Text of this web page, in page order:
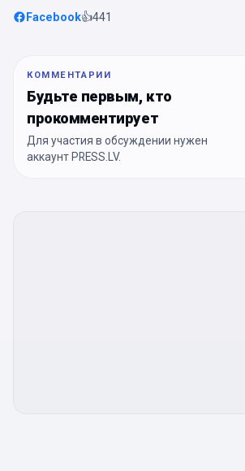
Facebook👍441
КОММЕНТАРИИ
Будьте первым, кто
прокомментирует
Для участия в обсуждении нужен
аккаунт PRESS.LV.